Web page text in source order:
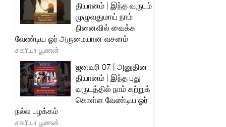
தியானம் | இந்த வருடம்
முழுவதுமாய் நாம்
நினைவில் வைக்க
வேண்டிய ஓர் அருமையான வசனம்
சகரியா பூணன்
ஜனவரி 07 | அனுதின
தியானம் | இந்த புது
வருடத்தில் நாம் கற்றுக்
கொள்ள வேண்டிய ஓர்
நல்ல பழக்கம்
சகரியா பூணன்